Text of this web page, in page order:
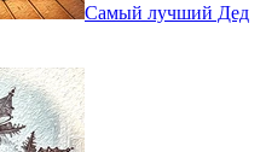
Самый лучший Дед